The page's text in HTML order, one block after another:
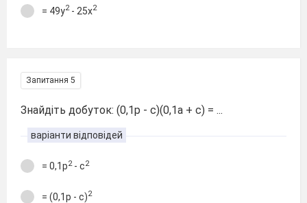
= 49у2- 25х2
Запитання 5
Знайдіть добуток: (0,1р - с)(0,1а + с) = ...
варіанти відповідей
= 0,1р2- с2
= (0,1р - с)2